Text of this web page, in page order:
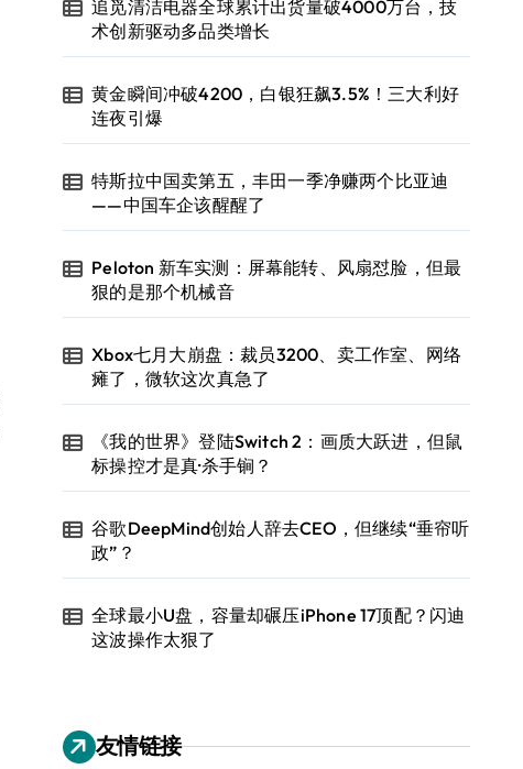
追觅清洁电器全球累计出货量破4000万台，技
术创新驱动多品类增长
黄金瞬间冲破4200，白银狂飙3.5%！三大利好
连夜引爆
特斯拉中国卖第五，丰田一季净赚两个比亚迪
——中国车企该醒醒了
Peloton 新车实测：屏幕能转、风扇怼脸，但最
狠的是那个机械音
Xbox七月大崩盘：裁员3200、卖工作室、网络
瘫了，微软这次真急了
《我的世界》登陆Switch 2：画质大跃进，但鼠
标操控才是真·杀手锏？
谷歌DeepMind创始人辞去CEO，但继续“垂帘听
政”？
全球最小U盘，容量却碾压iPhone 17顶配？闪迪
这波操作太狠了
友情链接